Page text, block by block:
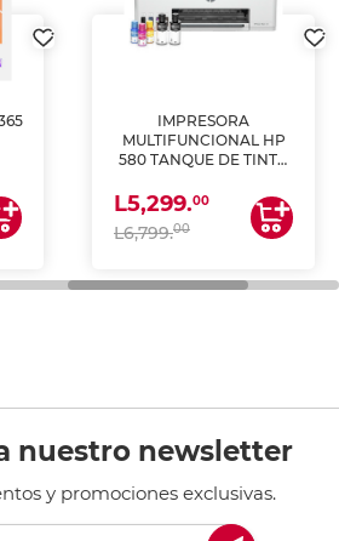
IMPRESORA
MULTIFUNCIONAL HP
580 TANQUE DE TINTA
ESCANEA)
L5,299.00
L6,799.00
nuestro newsletter
y promociones exclusivas.